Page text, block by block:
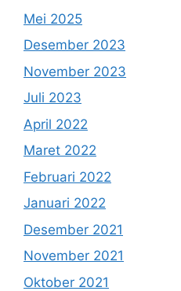
Mei 2025
Desember 2023
November 2023
Juli 2023
April 2022
Maret 2022
Februari 2022
Januari 2022
Desember 2021
November 2021
Oktober 2021